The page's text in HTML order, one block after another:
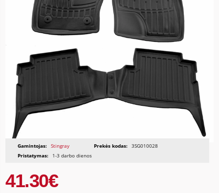
Gamintojas: Stingray Prekės kodas: 3SG010028
Pristatymas:
1-3 darbo dienos
41.30€